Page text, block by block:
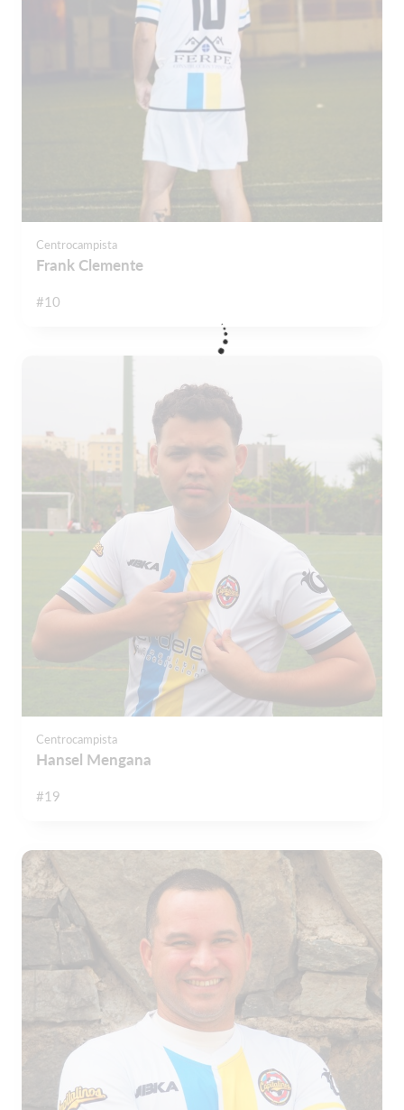
Centrocampista
Frank Clemente
#10
Centrocampista
Hansel Mengana
#19